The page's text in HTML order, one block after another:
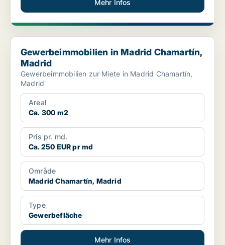
Mehr Infos
Gewerbeimmobilien in Madrid Chamartín, Madrid
Gewerbeimmobilien in Madrid Chamartín,
Madrid
Gewerbeimmobilien zur Miete in Madrid Chamartín,
Madrid
Areal
Ca. 300 m2
Pris pr. md.
Ca. 250 EUR pr md
Område
Madrid Chamartín, Madrid
Type
Gewerbefläche
Mehr Infos